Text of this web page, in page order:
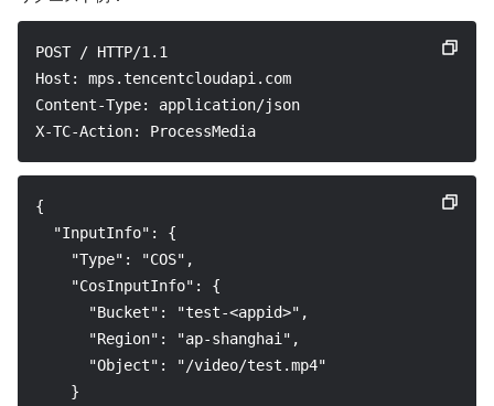
Tag
Tencent Infrastructure Automation for Terraform
Cloud Access Management
CloudAudit
Config
Tencent Cloud Organization
Tencent Cloud CodeBuddy
Tencent Cloud Code Analysis
Tencent Cloud Super App as a Service
Tencent Cloud Observability Platform
Application Performance Management
Real User Monitoring
Cloud Automated Testing
TencentCloud Managed Service for Prometheus
Grafana
API とツール
Cloud Migration
TencentCloud API
Tencent Cloud Command Line Interface
Software Product Announcements
Software Product Lifecycle Announcements
Enterprise Software
Tencent Cloud Enterprise
Tencent Cloud-native Suite
TencentDB
TDSQL
Big Data
Tencent Big Data Suite
﻿POST / HTTP/1.1
Host: mps.tencentcloudapi.com
Content-Type: application/json
X-TC-Action: ProcessMedia
{
  "InputInfo": {
    "Type": "COS",
    "CosInputInfo": {
      "Bucket": "test-<appid>",
      "Region": "ap-shanghai",
      "Object": "/video/test.mp4"
    }